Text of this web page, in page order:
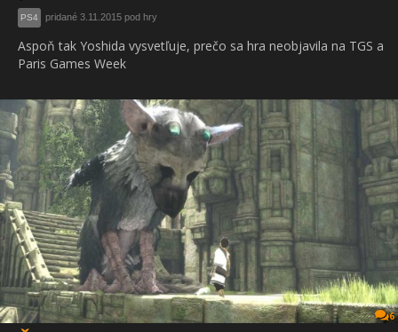
PS4 pridané 3.11.2015 pod hry
Aspoň tak Yoshida vysvetľuje, prečo sa hra neobjavila na TGS a
Paris Games Week
6